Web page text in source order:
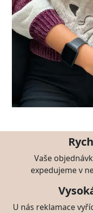
Vaše
expedujeme v
U nás reklamace